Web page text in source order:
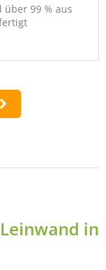
über 99 % aus
in